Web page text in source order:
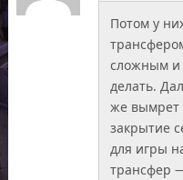
Потом у
сложным и
делать.
же вымрет
закрытие
для игры
трансфер